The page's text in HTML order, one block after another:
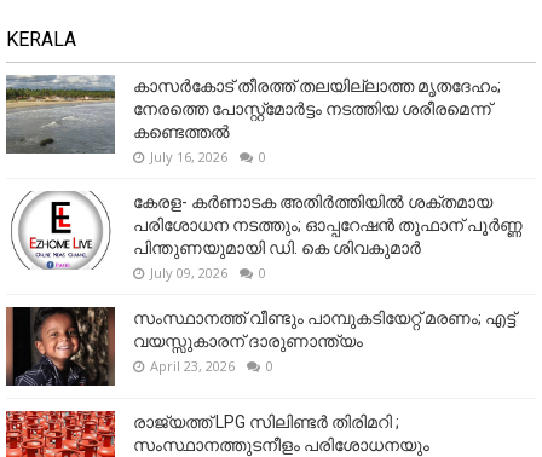
KERALA
കാസർകോട് തീരത്ത് തലയില്ലാത്ത മൃതദേഹം;
നേരത്തെ പോസ്റ്റ്‌മോർട്ടം നടത്തിയ ശരീരമെന്ന്
കണ്ടെത്തൽ
July 16, 2026 0
കേരള- കർണാടക അതിർത്തിയിൽ ശക്തമായ
പരിശോധന നടത്തും; ഓപ്പറേഷൻ തൂഫാന് പൂർണ്ണ
പിന്തുണയുമായി ഡി. കെ ശിവകുമാർ
July 09, 2026 0
സംസ്ഥാനത്ത് വീണ്ടും പാമ്പുകടിയേറ്റ് മരണം; എട്ട്
വയസ്സുകാരന് ദാരുണാന്ത്യം
April 23, 2026 0
രാജ്യത്ത് LPG സിലിണ്ടർ തിരിമറി ;
സംസ്ഥാനത്തുടനീളം പരിശോധനയും